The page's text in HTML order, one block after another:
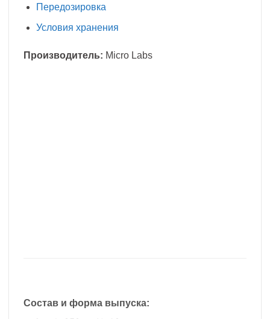
Передозировка
Условия хранения
Производитель: Micro Labs
Состав и форма выпуска: